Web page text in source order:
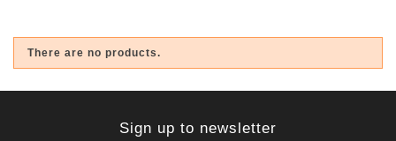
There are no products.
Sign up to newsletter